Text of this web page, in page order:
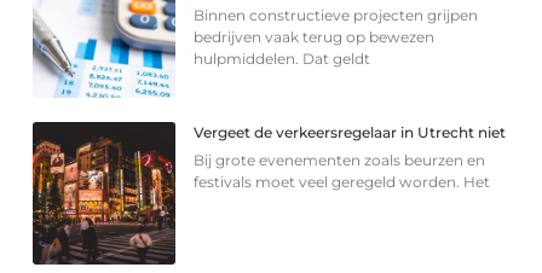
Binnen constructieve projecten grijpen
bedrijven vaak terug op bewezen
hulpmiddelen. Dat geldt
Vergeet de verkeersregelaar in Utrecht niet
Bij grote evenementen zoals beurzen en
festivals moet veel geregeld worden. Het